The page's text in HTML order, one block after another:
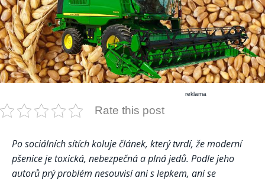
reklama
Rate this post
Po sociálních sítích koluje článek, který tvrdí, že moderní
pšenice je toxická, nebezpečná a plná jedů. Podle jeho
autorů prý problém nesouvisí ani s lepkem, ani se